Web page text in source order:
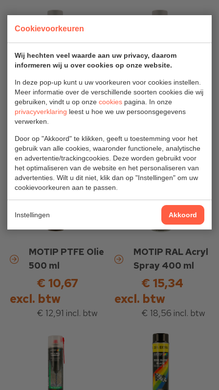
Cookievoorkeuren
Wij hechten veel waarde aan uw privacy, daarom
informeren wij u over cookies op onze website.
In deze pop-up kunt u uw voorkeuren voor cookies instellen.
Meer informatie over de verschillende soorten cookies die wij
gebruiken, vindt u op onze cookies pagina. In onze
privacyverklaring leest u hoe we uw persoonsgegevens
verwerken.
Door op "Akkoord" te klikken, geeft u toestemming voor het
gebruik van alle cookies, waaronder functionele, analytische
en advertentie/trackingcookies. Deze worden gebruikt voor
het optimaliseren van de website en het personaliseren van
advertenties. Wilt u dit niet, klik dan op "Instellingen" om uw
cookievoorkeuren aan te passen.
Instellingen Akkoord
MOTIP Primer
grijs 500 ml
€ 10,02
excl. btw
€ 12,12 incl. btw
MOTIP Primer
rood 500 ml
€ 11,27 excl.
btw
€ 13,64 incl. btw
MOTIP PTFE Olie
500 ml
€ 10,67
excl. btw
€ 12,91 incl. btw
MOTIP RAL Acryl
Spray 400 ml
€ 15,34
excl. btw
€ 18,56 incl. btw